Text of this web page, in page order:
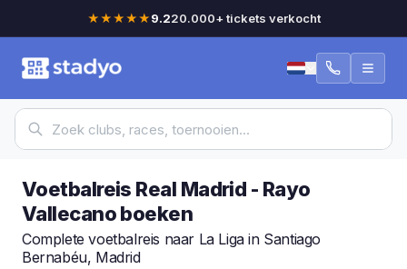
★★★★★9.220.000+ tickets verkocht
Voetbalreis Real Madrid - Rayo
Vallecano boeken
Complete voetbalreis naar La Liga in Santiago
Bernabéu, Madrid